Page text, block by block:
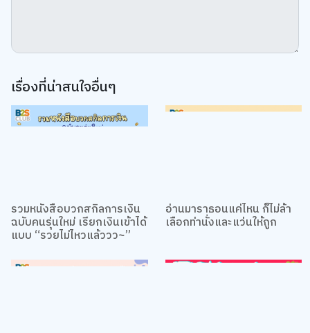
เรื่องที่น่าสนใจอื่นๆ
รวมหนังสือบวกสกิลการเงิน
แบบ “รวยไม่ไหวแล้ววว~”
อ่านมาราธอนแค่ไหน ก็ไม่ล้า